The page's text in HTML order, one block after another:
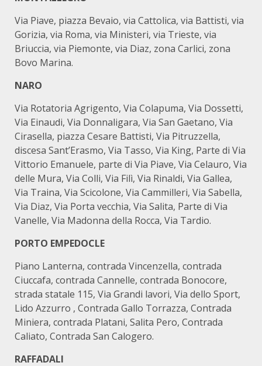
Via Piave, piazza Bevaio, via Cattolica, via Battisti, via
Gorizia, via Roma, via Ministeri, via Trieste, via
Briuccia, via Piemonte, via Diaz, zona Carlici, zona
Bovo Marina.
NARO
Via Rotatoria Agrigento, Via Colapuma, Via Dossetti,
Via Einaudi, Via Donnaligara, Via San Gaetano, Via
Cirasella, piazza Cesare Battisti, Via Pitruzzella,
discesa Sant’Erasmo, Via Tasso, Via King, Parte di Via
Vittorio Emanuele, parte di Via Piave, Via Celauro, Via
delle Mura, Via Colli, Via Filì, Via Rinaldi, Via Gallea,
Via Traina, Via Scicolone, Via Cammilleri, Via Sabella,
Via Diaz, Via Porta vecchia, Via Salita, Parte di Via
Vanelle, Via Madonna della Rocca, Via Tardio.
PORTO EMPEDOCLE
Piano Lanterna, contrada Vincenzella, contrada
Ciuccafa, contrada Cannelle, contrada Bonocore,
strada statale 115, Via Grandi lavori, Via dello Sport,
Lido Azzurro , Contrada Gallo Torrazza, Contrada
Miniera, contrada Platani, Salita Pero, Contrada
Caliato, Contrada San Calogero.
RAFFADALI